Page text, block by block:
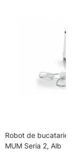
Robot de bucatarie
MUM Seria 2, Alb